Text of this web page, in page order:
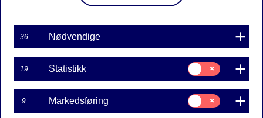
36 Nødvendige
19 Statistikk
Samtykke
til:
Statistikk
9 Markedsføring
Samtykke
til:
Markedsføring